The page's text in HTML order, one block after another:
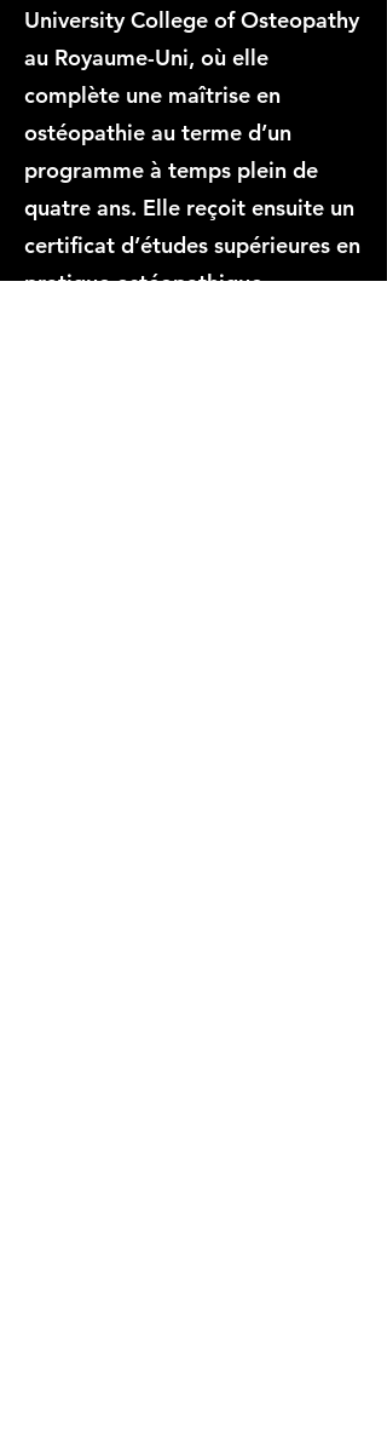
University College of Osteopathy
au Royaume-Uni, où elle
complète une maîtrise en
ostéopathie au terme d’un
programme à temps plein de
quatre ans. Elle reçoit ensuite un
certificat d’études supérieures en
pratique ostéopathique